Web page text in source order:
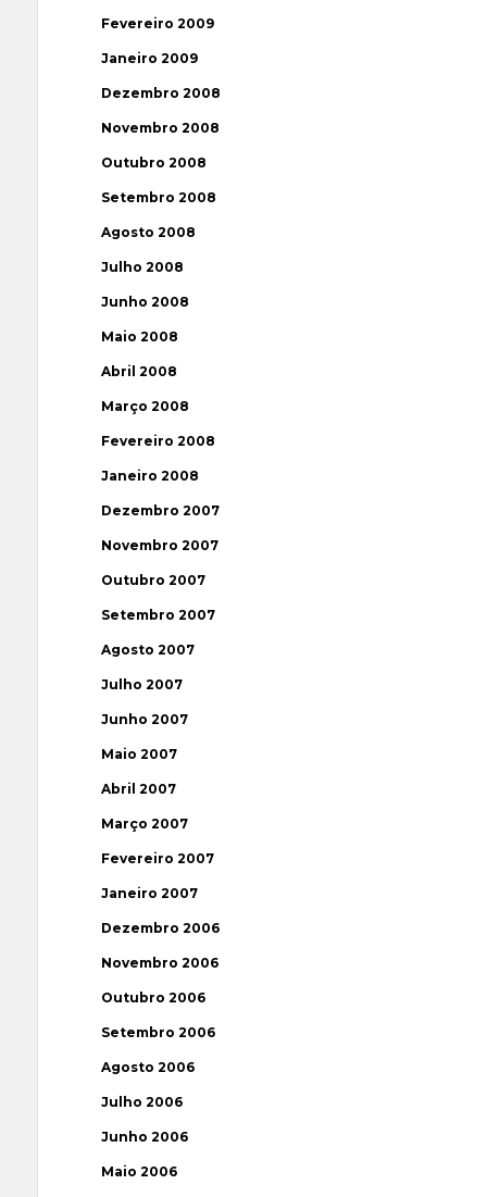
Fevereiro 2009
Janeiro 2009
Dezembro 2008
Novembro 2008
Outubro 2008
Setembro 2008
Agosto 2008
Julho 2008
Junho 2008
Maio 2008
Abril 2008
Março 2008
Fevereiro 2008
Janeiro 2008
Dezembro 2007
Novembro 2007
Outubro 2007
Setembro 2007
Agosto 2007
Julho 2007
Junho 2007
Maio 2007
Abril 2007
Março 2007
Fevereiro 2007
Janeiro 2007
Dezembro 2006
Novembro 2006
Outubro 2006
Setembro 2006
Agosto 2006
Julho 2006
Junho 2006
Maio 2006